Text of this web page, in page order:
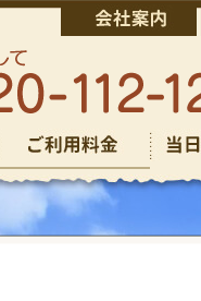
遺品整理
仏壇回収
お焚き上げ供養
生前整理
特殊清掃
ゴミ屋敷清掃
その他のご依頼